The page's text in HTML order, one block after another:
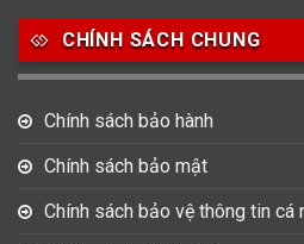
CHÍNH SÁCH CHUNG
Chính sách bảo hành
Chính sách bảo mật
Chính sách bảo vệ thông tin cá